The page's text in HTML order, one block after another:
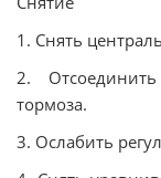
1. Снять
2.
тормоза.
3. Ослабить